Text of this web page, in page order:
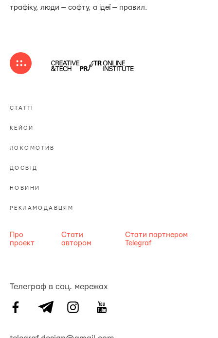
трафіку, люди — софту, а ідеї — правил.
СТАТТІ
КЕЙСИ
ЛОКОМОТИВ
ДОСВІД
НОВИНИ
РЕКЛАМОДАВЦЯМ
Про
проект
Стати
автором
Стати партнером
Telegraf
Телеграф в соц. мережах